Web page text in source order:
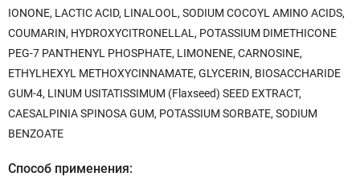
IONONE, LACTIC ACID, LINALOOL, SODIUM COCOYL AMINO ACIDS,
COUMARIN, HYDROXYCITRONELLAL, POTASSIUM DIMETHICONE
PEG-7 PANTHENYL PHOSPHATE, LIMONENE, CARNOSINE,
ETHYLHEXYL METHOXYCINNAMATE, GLYCERIN, BIOSACCHARIDE
GUM-4, LINUM USITATISSIMUM (Flaxseed) SEED EXTRACT,
CAESALPINIA SPINOSA GUM, POTASSIUM SORBATE, SODIUM
BENZOATE
Способ применения: